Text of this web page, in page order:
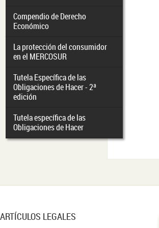
Compendio de Derecho
Económico
La protección del consumidor
en el MERCOSUR
Tutela Específica de las
Obligaciones de Hacer - 2ª
edición
Tutela específica de las
Obligaciones de Hacer
ARTÍCULOS LEGALES